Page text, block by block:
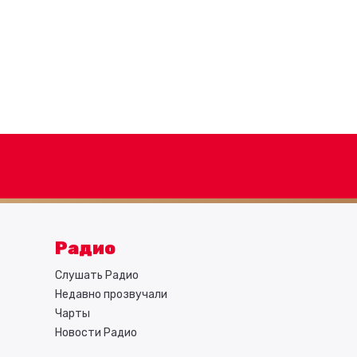
Радио
Слушать Радио
Недавно прозвучали
Чарты
Новости Радио